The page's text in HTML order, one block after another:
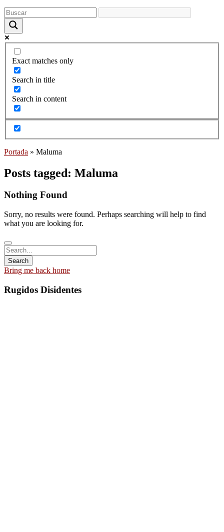
Exact matches only
Search in title
Search in content
Portada » Maluma
Posts tagged: Maluma
Nothing Found
Sorry, no results were found. Perhaps searching will help to find
what you are looking for.
Bring me back home
Rugidos Disidentes